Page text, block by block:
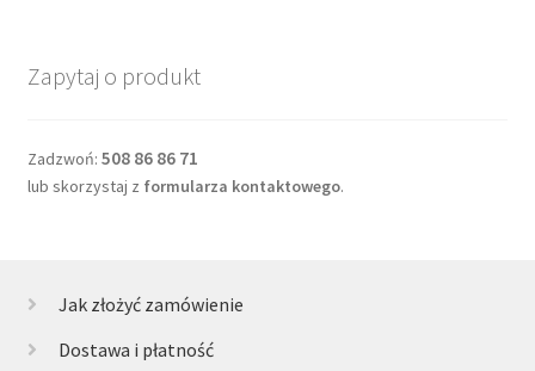
Zapytaj o produkt
Zadzwoń: 508 86 86 71
lub skorzystaj z formularza kontaktowego.
Jak złożyć zamówienie
Dostawa i płatność